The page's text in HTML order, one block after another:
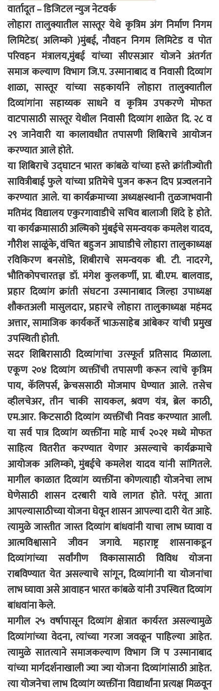
वार्तादूत – डिजिटल न्युज नेटवर्क
लोहारा तालुक्यातील सास्तूर येथे कृत्रिम अंग निर्माण निगम
लिमिटेड( अलिम्को )मुंबई, नौवहन निगम लिमिटेड व पोत
परिवहन मंत्रालय,मुंबई यांच्या सीएसआर योजने अंतर्गत
समाज कल्याण विभाग जि.प. उस्मानाबाद व निवासी दिव्यांग
शाळा, सास्तूर यांच्या सहकार्याने लोहारा तालुक्यातील
दिव्यांगांना सहाय्यक साधने व कृत्रिम उपकरणे मोफत
वाटपासाठी सास्तूर येथील निवासी दिव्यांग शाळेत दि. २८ व
२९ जानेवारी या कालावधीत तपासणी शिबिराचे आयोजन
करण्यात आले होते.
या शिबिराचे उद्‌घाटन भारत कांबळे यांच्या हस्ते क्रांतीज्योती
सावित्रीबाई फुले यांच्या प्रतिमेचे पुजन करून दिप प्रज्वलनाने
करण्यात आले. या कार्यक्रमाच्या अध्यक्षस्थानी तुळजाभवानी
मतिमंद विद्यालय एकुरगावाडीचे सचिव बालाजी शिंदे हे होते.
या कार्यक्रमासाठी अल्मिको मुंबईचे समन्वयक कमलेश यादव,
गौरीश साळूंके, वंचित बहुजन आघाडीचे लोहारा तालुकाध्यक्ष
रविकिरण बनसोडे, शिबीराचे समन्वयक बी. टी. नादरगे,
भौतिकोपचारतज्ञ डॉ. मंगेश कुलकर्णी, प्रा. बी.एम. बालवाड,
प्रहार दिव्यांग क्रांती संघटना उस्मानाबाद जिल्हा उपाध्यक्ष
शौकतअली मासुलदार, प्रहारचे लोहारा तालुकाध्यक्ष महंमद
अत्तार, सामाजिक कार्यकर्ते भाऊसाहेब आंबेकर यांची प्रमुख
उपस्थिती होती.
सदर शिबिरासाठी दिव्यांगांचा उत्स्फूर्त प्रतिसाद मिळाला.
एकूण २०४ दिव्यांग व्यक्तींची तपासणी करून त्यांचे कृत्रिम
पाय, कॅलिपर्स, क्रेचससाठी मोजमाप घेण्यात आले. तसेच
व्हीलचेअर, तीन चाकी सायकल, श्रवण यंत्र, ब्रेल काठी,
एम.आर. किटसाठी दिव्यांग व्यक्तींची निवड करण्यात आली.
या सर्व पात्र दिव्यांग व्यक्तींना माहे मार्च २०२१ मध्ये मोफत
साहित्य वितरीत करण्यात येणार असल्याचे कार्यक्रमाचे
आयोजक अलिम्को, मुंबईचे कमलेश यादव यांनी सांगितले.
मागील काळात दिव्यांग व्यक्तींना कोणत्याही योजनेचा लाभ
घेणेसाठी शासन दरबारी यावे लागत होते. परंतू आता
आपल्यासाठीच्या योजना घेवून शासन आपल्या दारी येत आहे.
त्यामुळे जास्तीत जास्त दिव्यांग बांधवांनी याचा लाभ घ्यावा व
आत्मविश्वासाने जीवन जगावे. महाराष्ट्र शासनाकडून
दिव्यांगांच्या सर्वांगीण विकासासाठी विविध योजना
राबविण्यात येत असल्याचे सांगून, दिव्यांगांनी या योजनांचा
लाभ घ्यावा असे आवाहन भारत कांबळे यांनी उपस्थित दिव्यांग
बांधवांना केले.
मागील २५ वर्षापासून दिव्यांग क्षेत्रात कार्यरत असल्यामुळे
दिव्यांगांच्या वेदना, त्यांच्या गरजा जवळून पाहिल्या आहेत.
त्यामुळे सातत्याने समाजकल्याण विभाग जि प उस्मानाबाद
यांच्या मार्गदर्शनाखाली ज्या ज्या योजना दिव्यांगांसाठी आहेत.
त्या योजनेचा लाभ दिव्यांग व्यक्तींना विद्यार्थांना प्रत्यक्ष मिळवून